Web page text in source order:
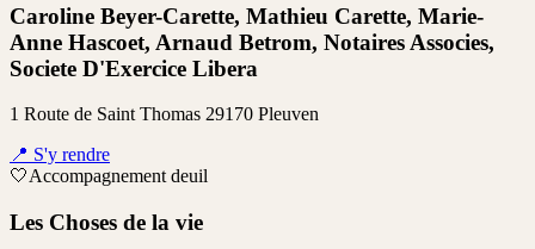
Caroline Beyer-Carette, Mathieu Carette, Marie-
Anne Hascoet, Arnaud Betrom, Notaires Associes,
Societe D'Exercice Libera
1 Route de Saint Thomas 29170 Pleuven
📍 S'y rendre
🤍Accompagnement deuil
Les Choses de la vie